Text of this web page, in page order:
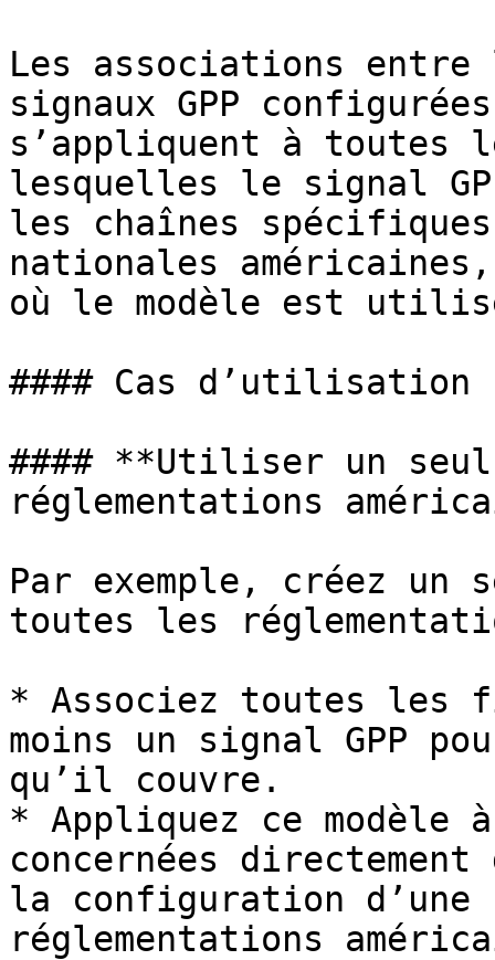
Les associations
signaux GPP
s’appliquent à toutes
lesquelles le signal
les chaînes
nationales
où le modèle est
#### Cas d’utilisation
#### **Utiliser un
réglementations
Par exemple, créez un
toutes les
* Associez toutes les
moins un signal GPP
qu’il couvre.
* Appliquez ce modèle
concernées
la configuration
réglementations